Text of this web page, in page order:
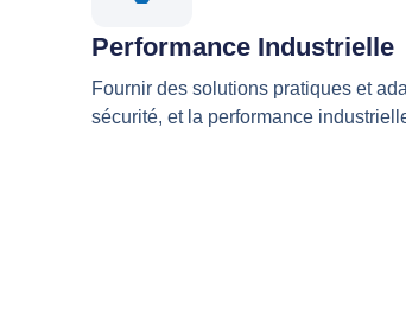
Performance Industrielle
Fournir des solutions pratiques et
sécurité, et la performance